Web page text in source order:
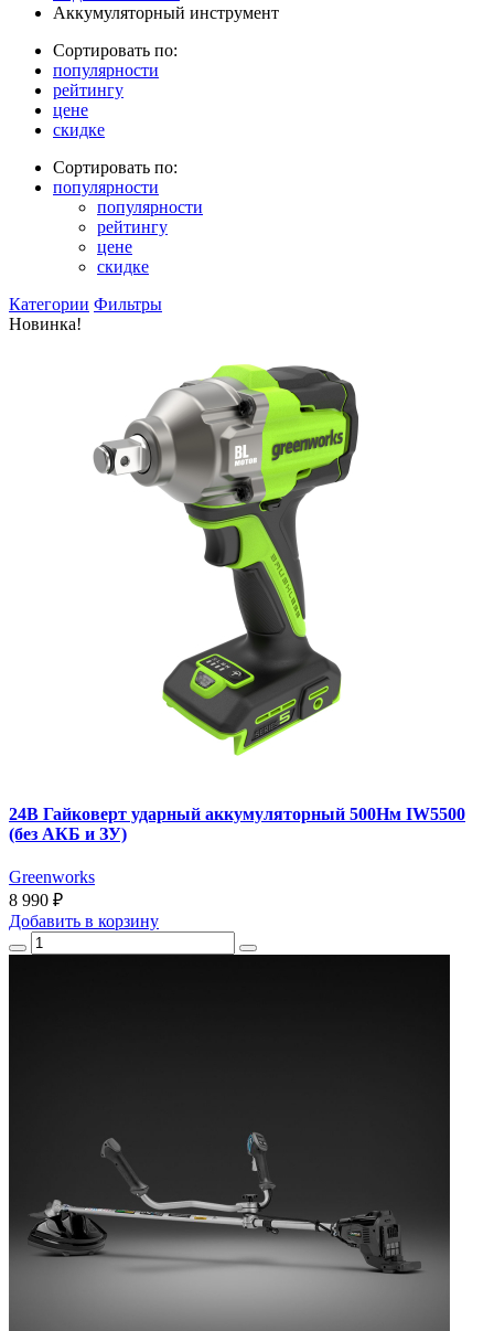
Аккумуляторный инструмент
Сортировать по:
популярности
рейтингу
цене
скидке
Сортировать по:
популярности
популярности
рейтингу
цене
скидке
Категории Фильтры
Новинка!
24В Гайковерт ударный аккумуляторный 500Нм IW5500
(без АКБ и ЗУ)
Greenworks
8 990 ₽
Добавить в корзину